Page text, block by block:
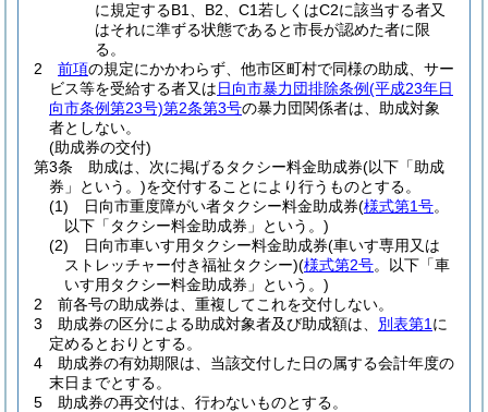
に規定するB1、B2、C1若しくはC2に該当する者又
はそれに準ずる状態であると市長が認めた者に限
る。
2
前項の規定にかかわらず、他市区町村で同様の助成、サー
ビス等を受給する者又は日向市暴力団排除条例(平成23年日
向市条例第23号)第2条第3号の暴力団関係者は、助成対象
者としない。
(助成券の交付)
第3条
助成は、次に掲げるタクシー料金助成券(以下「助成
券」という。)を交付することにより行うものとする。
(1)
日向市重度障がい者タクシー料金助成券(様式第1号。
以下「タクシー料金助成券」という。)
(2)
日向市車いす用タクシー料金助成券(車いす専用又は
ストレッチャー付き福祉タクシー)(様式第2号。以下「車
いす用タクシー料金助成券」という。)
2
前各号の助成券は、重複してこれを交付しない。
3
助成券の区分による助成対象者及び助成額は、 別表第1 に
定めるとおりとする。
4
助成券の有効期限は、当該交付した日の属する会計年度の
末日までとする。
5
助成券の再交付は、行わないものとする。